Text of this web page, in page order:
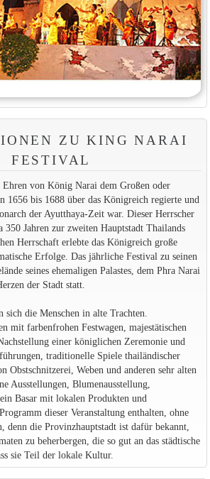
ZU KING NARAI
FESTIVAL
von König Narai dem Großen oder
1656 bis 1688 über das Königreich regierte und
der Ayutthaya-Zeit war. Dieser Herrscher
Jahren zur zweiten Hauptstadt Thailands
Herrschaft erlebte das Königreich große
Erfolge. Das jährliche Festival zu seinen
seines ehemaligen Palastes, dem Phra Narai
der Stadt statt.
sich die Menschen in alte Trachten.
mit farbenfrohen Festwagen, majestätischen
einer königlichen Zeremonie und
traditionelle Spiele thailändischer
Obstschnitzerei, Weben und anderen sehr alten
Ausstellungen, Blumenausstellung,
Basar mit lokalen Produkten und
dieser Veranstaltung enthalten, ohne
denn die Provinzhauptstadt ist dafür bekannt,
zu beherbergen, die so gut an das städtische
sie Teil der lokale Kultur.